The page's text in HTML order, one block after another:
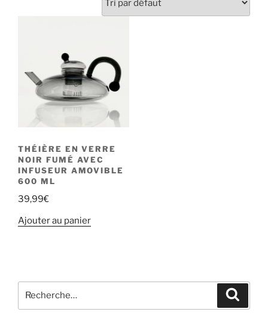
THÉIÈRE EN VERRE
NOIR FUMÉ AVEC
INFUSEUR AMOVIBLE
600 ML
39,99€
Ajouter au panier
pour